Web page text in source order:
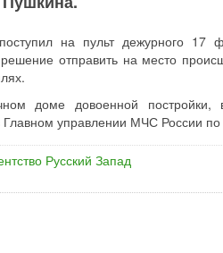
на пульт дежурного 17
отправить на место
доме довоенной постройки,
управлении МЧС России по
Русский Запад